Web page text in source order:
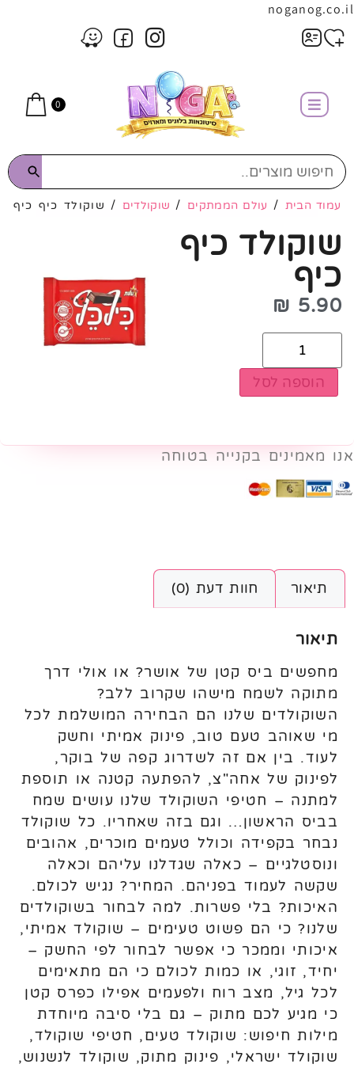
noganog.co.il
0
עמוד הבית / עולם הממתקים / שוקולדים / שוקולד כיף כיף
שוקולד כיף
כיף
5.90
₪
הוספה לסל
אנו מאמינים בקנייה בטוחה
תיאור חוות דעת (0)
תיאור
מחפשים ביס קטן של אושר? או אולי דרך
מתוקה לשמח מישהו שקרוב ללב?
השוקולדים שלנו הם הבחירה המושלמת לכל
מי שאוהב טעם טוב, פינוק אמיתי וחשק
לעוד. בין אם זה לשדרוג קפה של בוקר,
לפינוק של אחה"צ, להפתעה קטנה או תוספת
למתנה – חטיפי השוקולד שלנו עושים שמח
בביס הראשון… וגם בזה שאחריו. כל שוקולד
נבחר בקפידה וכולל טעמים מוכרים, אהובים
ונוסטלגיים – כאלה שגדלנו עליהם וכאלה
שקשה לעמוד בפניהם. המחיר? נגיש לכולם.
האיכות? בלי פשרות. למה לבחור בשוקולדים
שלנו? כי הם פשוט טעימים – שוקולד אמיתי,
איכותי וממכר כי אפשר לבחור לפי החשק –
יחיד, זוגי, או כמות לכולם כי הם מתאימים
לכל גיל, מצב רוח ולפעמים אפילו כפרס קטן
כי מגיע לכם מתוק – גם בלי סיבה מיוחדת
מילות חיפוש: שוקולד טעים, חטיפי שוקולד,
שוקולד ישראלי, פינוק מתוק, שוקולד לנשנוש,